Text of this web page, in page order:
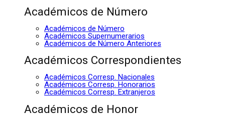
Académicos de Número
Académicos de Número
Académicos Supernumerarios
Académicos de Número Anteriores
Académicos Correspondientes
Académicos Corresp. Nacionales
Académicos Corresp. Honorarios
Académicos Corresp. Extranjeros
Académicos de Honor